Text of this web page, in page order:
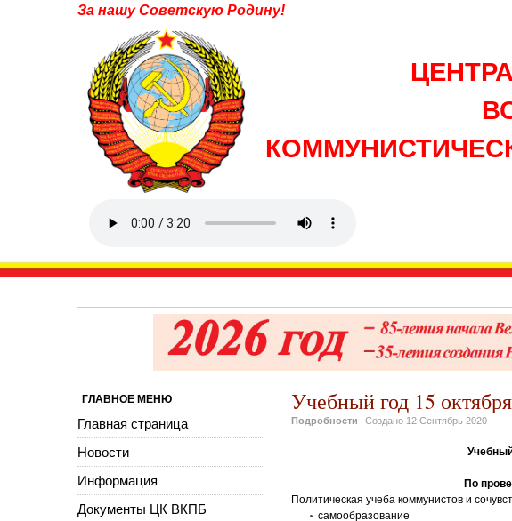
За нашу Советскую Родину!
Учебный год 15
Подробности Создано 12 Сентябрь 2020
По
Политическая учеба коммунистов и
самообразование
ГЛАВНОЕ МЕНЮ
Главная страница
Новости
Информация
Документы ЦК ВКПБ